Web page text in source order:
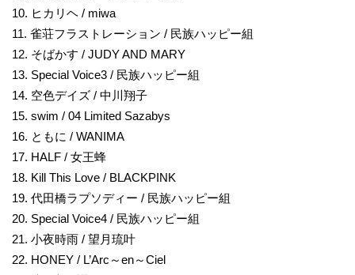
10. ヒカリヘ / miwa
11. 雀荘フラストレーション / 民族ハッピー組
12. そばかす / JUDY AND MARY
13. Special Voice3 / 民族ハッピー組
14. 空色デイズ / 中川翔子
15. swim / 04 Limited Sazabys
16. ともに / WANIMA
17. HALF / 女王蜂
18. Kill This Love / BLACKPINK
19. 代田橋ラプソディー / 民族ハッピー組
20. Special Voice4 / 民族ハッピー組
21. 小夜時雨 / 望月琉叶
22. HONEY / L’Arc～en～Ciel